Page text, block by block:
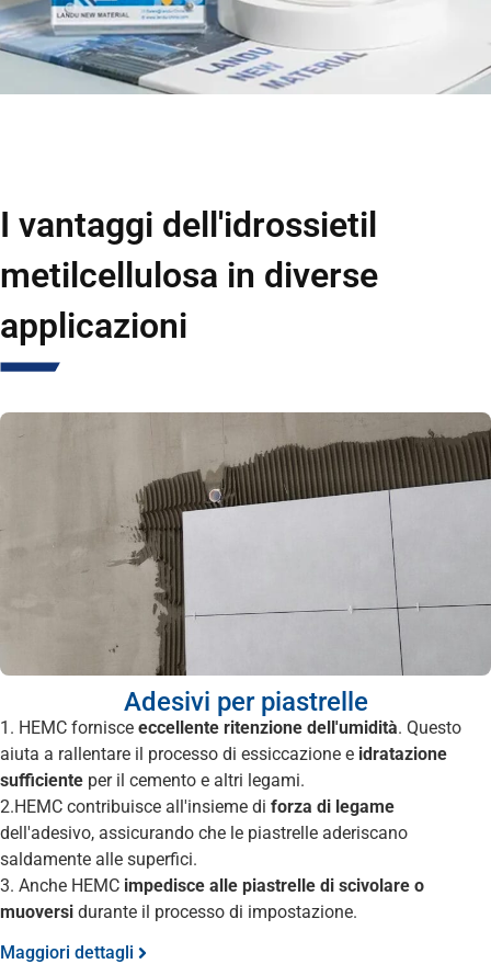
I vantaggi dell'idrossietil
metilcellulosa in diverse
applicazioni
Adesivi per piastrelle
1. HEMC fornisce eccellente ritenzione dell'umidità. Questo
aiuta a rallentare il processo di essiccazione e idratazione
sufficiente per il cemento e altri legami.
2.HEMC contribuisce all'insieme di forza di legame
dell'adesivo, assicurando che le piastrelle aderiscano
saldamente alle superfici.
3. Anche HEMC impedisce alle piastrelle di scivolare o
muoversi durante il processo di impostazione.
Maggiori dettagli